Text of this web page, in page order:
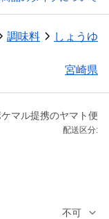
調味料 しょうゆ
宮崎県
ケマル提携のヤマト便
配送区分:
不可